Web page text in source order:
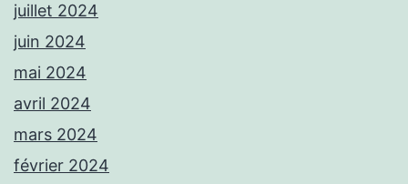
juillet 2024
juin 2024
mai 2024
avril 2024
mars 2024
février 2024